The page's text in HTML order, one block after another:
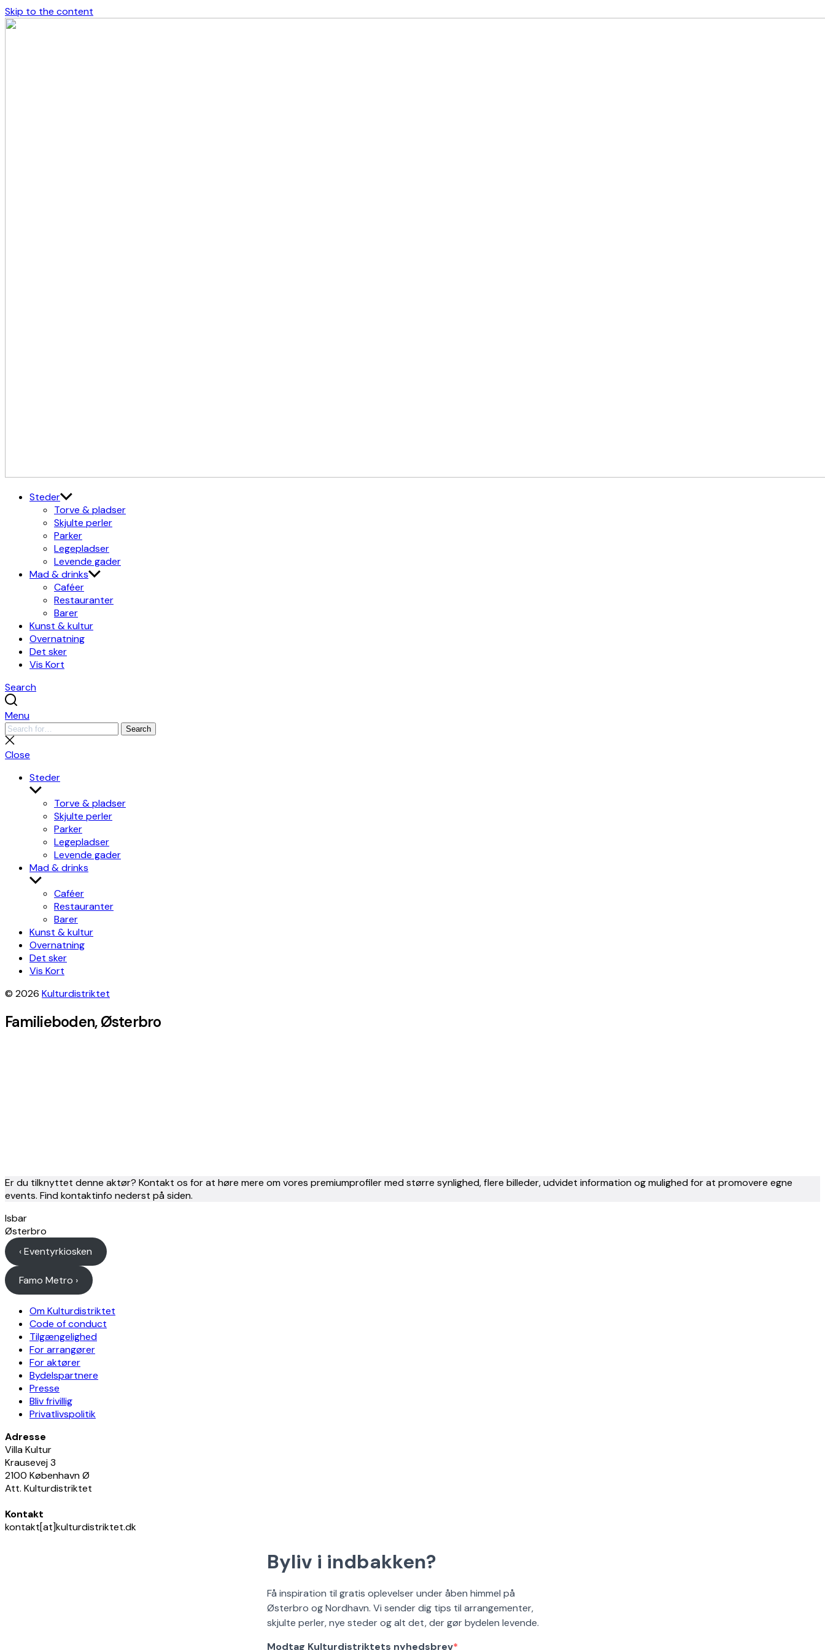
Skip to the content
Steder
Torve & pladser
Skjulte perler
Parker
Legepladser
Levende gader
Mad & drinks
Caféer
Restauranter
Barer
Kunst & kultur
Overnatning
Det sker
Vis Kort
Search
Menu
Search
for:
Search
Close
search
Close
Steder
Show
sub
menu
Torve & pladser
Skjulte perler
Parker
Legepladser
Levende gader
Mad & drinks
Show
sub
menu
Caféer
Restauranter
Barer
Kunst & kultur
Overnatning
Det sker
Vis Kort
© 2026 Kulturdistriktet
Familieboden, Østerbro
Er du tilknyttet denne aktør? Kontakt os for at høre mere om vores premiumprofiler med større synlighed, flere billeder, udvidet information og mulighed for at promovere egne
events. Find kontaktinfo nederst på siden.
Isbar
Østerbro
‹ Eventyrkiosken
Famo Metro ›
Om Kulturdistriktet
Code of conduct
Tilgængelighed
For arrangører
For aktører
Bydelspartnere
Presse
Bliv frivillig
Privatlivspolitik
Adresse
Villa Kultur
Krausevej 3
2100 København Ø
Att. Kulturdistriktet
Kontakt
kontakt[at]kulturdistriktet.dk
Byliv i indbakken?
Få inspiration til gratis oplevelser under åben himmel på
Østerbro og Nordhavn. Vi sender dig tips til arrangementer,
skjulte perler, nye steder og alt det, der gør bydelen levende.
Modtag Kulturdistriktets nyhedsbrev